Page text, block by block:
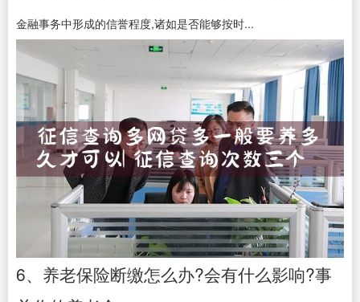
金融事务中形成的信誉程度,诸如是否能够按时...
6、养老保险断缴怎么办?会有什么影响?事